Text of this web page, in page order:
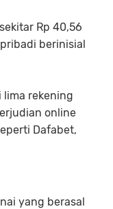
Rp 40,56
berinisial
lima rekening
online
Dafabet,
yang berasal